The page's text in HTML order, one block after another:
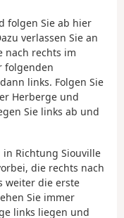
folgen Sie ab hier
verlassen Sie an
nach rechts im
folgenden
links. Folgen Sie
Herberge und
Sie links ab und
in Richtung Siouville
die rechts nach
weiter die erste
Sie immer
links liegen und